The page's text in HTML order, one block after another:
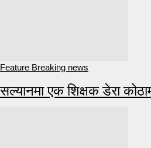
Feature Breaking news
सल्यानमा एक शिक्षक डेरा